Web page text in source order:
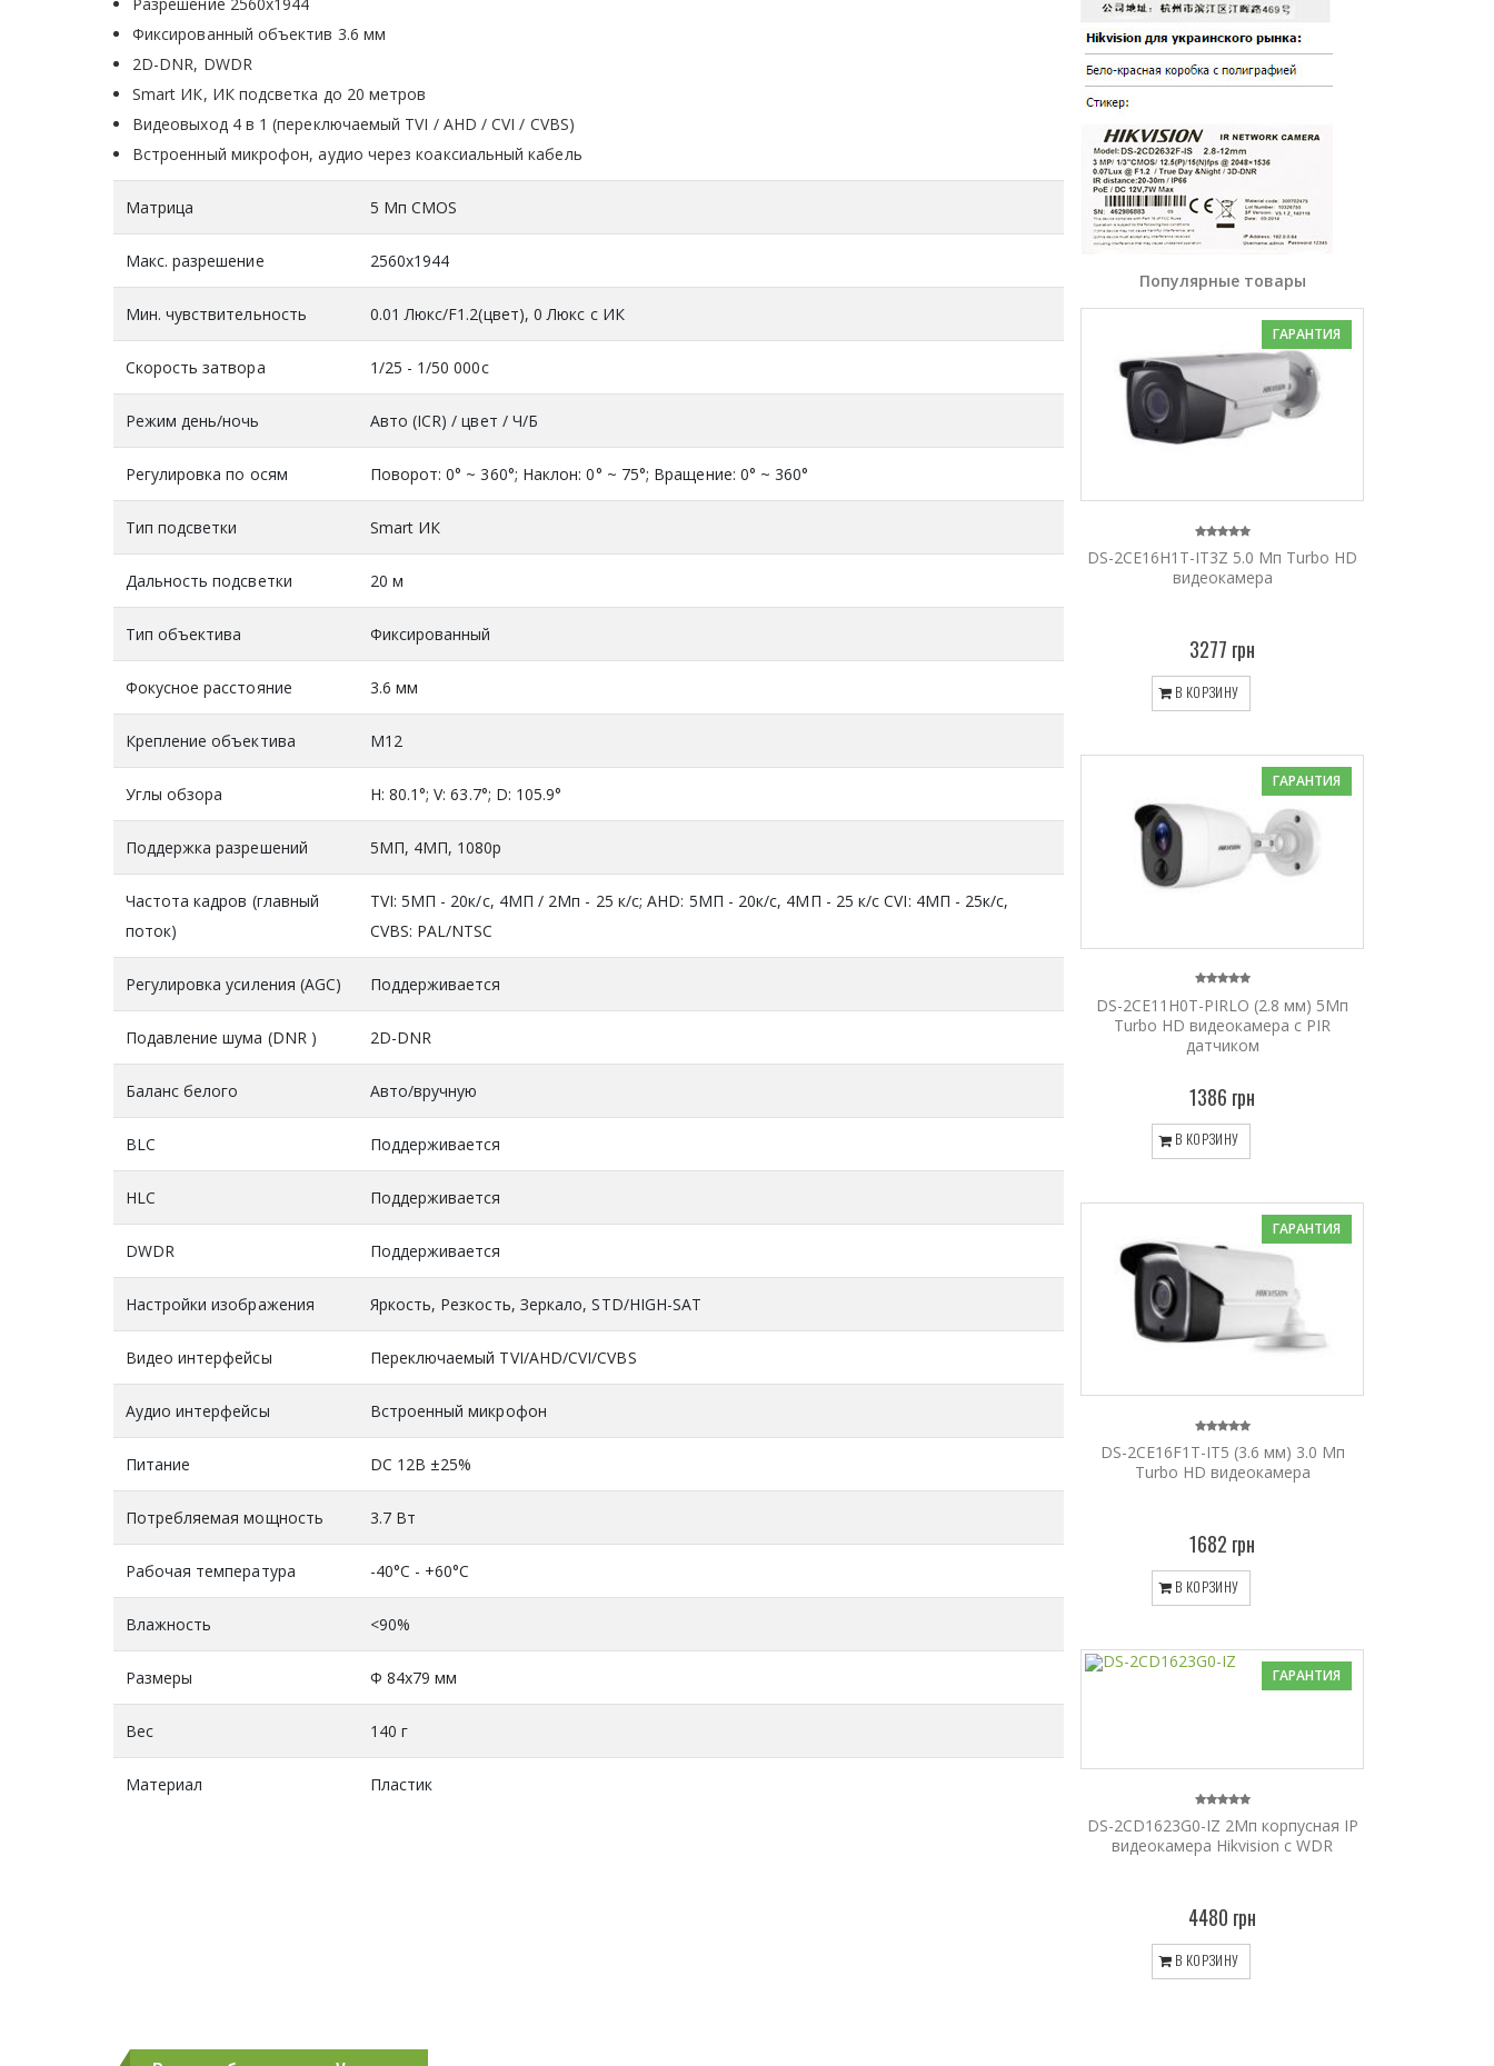
Фиксированный объектив 3.6 мм
2D-DNR, DWDR
Smart ИК, ИК подсветка до 20 метров
Видеовыход 4 в 1 (переключаемый TVI / AHD / CVI / CVBS)
Встроенный микрофон, аудио через коаксиальный кабель
Матрица 5 Mп CMOS
Макс. разрешение 2560x1944
Мин. чувствительность 0.01 Люкс/F1.2(цвет), 0 Люкс с ИК
Скорость затвора 1/25 - 1/50 000с
Режим день/ночь Авто (ICR) / цвет / Ч/Б
Регулировка по осям Поворот: 0° ~ 360°; Наклон: 0° ~ 75°; Вращение: 0° ~ 360°
Тип подсветки Smart ИК
Дальность подсветки 20 м
Тип объектива Фиксированный
Фокусное расстояние 3.6 мм
Крепление объектива М12
Углы обзора H: 80.1°; V: 63.7°; D: 105.9°
Поддержка разрешений 5МП, 4МП, 1080р
Частота кадров (главный
поток)
TVI: 5МП - 20к/с, 4МП / 2Мп - 25 к/с; AHD: 5МП - 20к/с, 4МП - 25 к/с CVI: 4МП - 25к/с,
CVBS: PAL/NTSC
Регулировка усиления (AGC) Поддерживается
Подавление шума (DNR ) 2D-DNR
Баланс белого Авто/вручную
BLC Поддерживается
HLC Поддерживается
DWDR Поддерживается
Настройки изображения Яркость, Резкость, Зеркало, STD/HIGH-SAT
Видео интерфейсы Переключаемый TVI/AHD/CVI/CVBS
Аудио интерфейсы Встроенный микрофон
Питание DC 12В ±25%
Потребляемая мощность 3.7 Вт
Рабочая температура -40°C - +60°C
Влажность <90%
Размеры Ф 84х79 мм
Вес 140 г
Материал Пластик
Популярные товары
ГАРАНТИЯ
DS-2CE16H1T-IT3Z 5.0 Мп Turbo HD
видеокамера
3277 грн
В КОРЗИНУ
ГАРАНТИЯ
DS-2CE11H0T-PIRLO (2.8 мм) 5Мп
Turbo HD видеокамера с PIR
датчиком
1386 грн
В КОРЗИНУ
ГАРАНТИЯ
DS-2CE16F1T-IT5 (3.6 мм) 3.0 Мп
Turbo HD видеокамера
1682 грн
В КОРЗИНУ
ГАРАНТИЯ
DS-2CD1623G0-IZ 2Мп корпусная IP
видеокамера Hikvision с WDR
4480 грн
В КОРЗИНУ